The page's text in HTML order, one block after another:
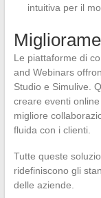
intuitiva per il
Le piattaforme di
and Webinars
Studio e Simulive.
creare eventi
migliore
fluida con i clienti.
Tutte queste
ridefiniscono gli
delle aziende.